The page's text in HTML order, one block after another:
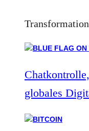
globales